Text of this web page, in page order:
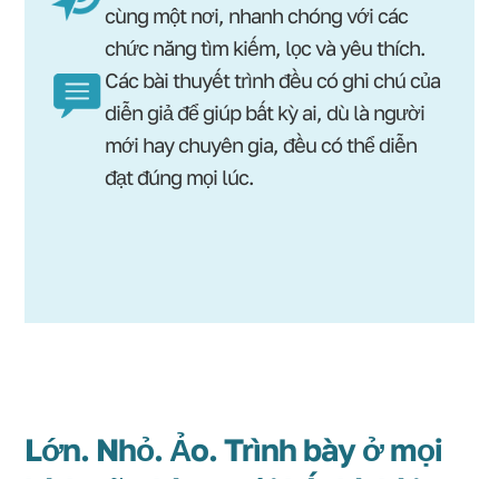
cùng một nơi, nhanh chóng với các
chức năng tìm kiếm, lọc và yêu thích.
Các bài thuyết trình đều có ghi chú của
diễn giả để giúp bất kỳ ai, dù là người
mới hay chuyên gia, đều có thể diễn
đạt đúng mọi lúc.
Lớn. Nhỏ. Ảo. Trình bày ở mọi